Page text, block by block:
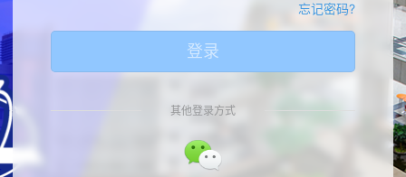
忘记密码?
登录
其他登录方式